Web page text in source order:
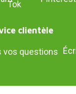
clientèle